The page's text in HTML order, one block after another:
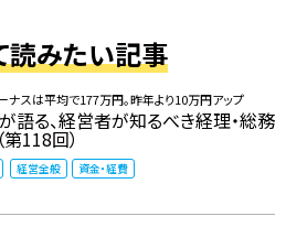
読みたい記事
ナスは平均で177万円。昨年より10万円アップ
語る、経営者が知るべき経理・総務
118回）
経営全般 資金・経費